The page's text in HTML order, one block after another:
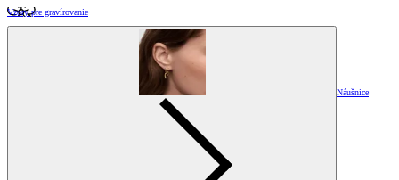
Vzory pre gravírovanie
Náušnice